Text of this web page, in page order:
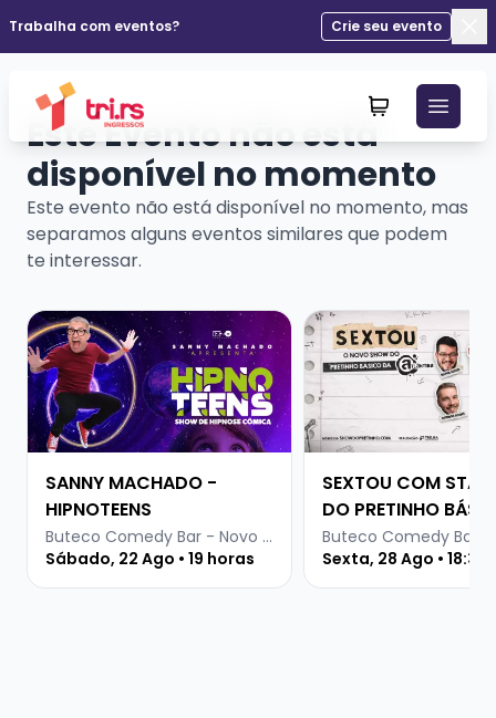
Trabalha com eventos?
Crie seu evento
Este Evento não está
disponível no momento
Este evento não está disponível no momento, mas
separamos alguns eventos similares que podem
te interessar.
Veja mais sobre SANNY MACHADO - HIPNOTEENS
SANNY MACHADO -
HIPNOTEENS
Buteco Comedy Bar - Novo Hamburgo
Sábado, 22 Ago • 19 horas
Veja mais sobre
SEXTOU COM
DO PRETINHO
Sexta, 28 Ago • 18:30